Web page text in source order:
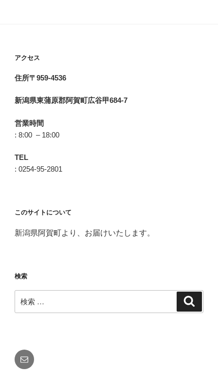
アクセス
住所〒959-4536
新潟県東蒲原郡阿賀町広谷甲684-7
営業時間
: 8:00 – 18:00
TEL
: 0254-95-2801
このサイトについて
新潟県阿賀町より、お届けいたします。
検索
索:
メ
ー